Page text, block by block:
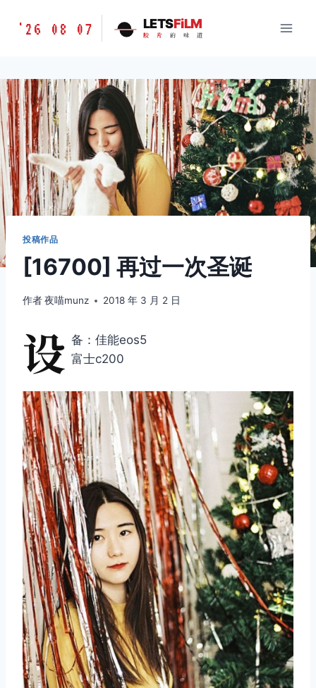
胶
味
道
LETSFILM
'26 08 07 LETSFiLM
胶 片 的 味 道
投稿作品
[16700] 再过一次圣诞
作者夜喵munz 2018 年 3 月 2 日
设 备：佳能eos5
富士c200